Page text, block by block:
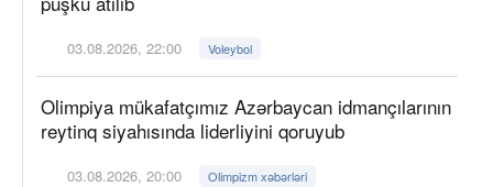
03.08.2026, 22:00 Voleybol
Olimpiya mükafatçımız Azərbaycan idmançılarının
reytinq siyahısında liderliyini qoruyub
03.08.2026, 20:00 Olimpizm xəbərləri